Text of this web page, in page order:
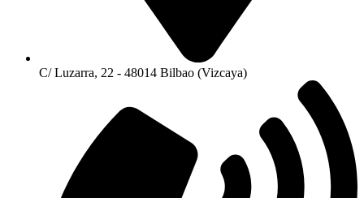
C/ Luzarra, 22 - 48014 Bilbao (Vizcaya)